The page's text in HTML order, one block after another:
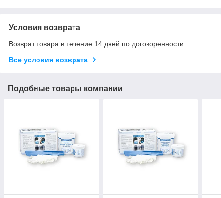
Условия возврата
Возврат товара в течение 14 дней по договоренности
Все условия возврата
Подобные товары компании